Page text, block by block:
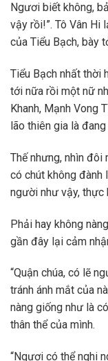
Ngươi biết không,
vậy rồi!”. Tô Vân Hi
của Tiểu Bạch, bày
Tiểu Bạch nhất thời
tới nữa rồi một nữ
Khanh, Mạnh Vong
lão thiên gia là
Thế nhưng, nhìn đôi
có chút không đành
người như vậy, thực
Phải hay không
gần đây lại cảm
“Quận chúa, có lẽ
tránh ánh mắt của
nàng giống như là
thân thể của mình.
“Ngươi có thể nghi